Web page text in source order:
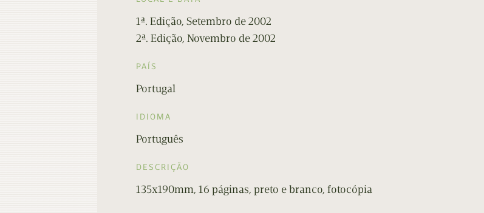
1ª. Edição, Setembro de 2002
2ª. Edição, Novembro de 2002
PAÍS
Portugal
IDIOMA
Português
DESCRIÇÃO
135x190mm, 16 páginas, preto e branco, fotocópia